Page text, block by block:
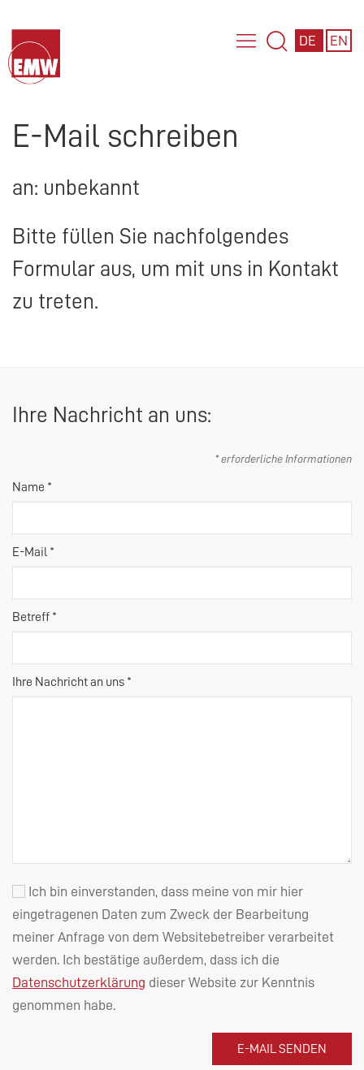
DE EN
E-Mail schreiben
an: unbekannt
Bitte füllen Sie nachfolgendes
Formular aus, um mit uns in Kontakt
zu treten.
Ihre Nachricht an uns:
* erforderliche Informationen
Name *
E-Mail *
Betreff *
Ihre Nachricht an uns *
Ich bin einverstanden, dass meine von mir hier
eingetragenen Daten zum Zweck der Bearbeitung
meiner Anfrage von dem Websitebetreiber verarbeitet
werden. Ich bestätige außerdem, dass ich die
Datenschutzerklärung dieser Website zur Kenntnis
genommen habe.